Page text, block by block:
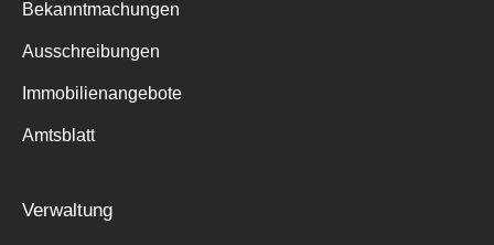
Bekanntmachungen
Ausschreibungen
Immobilienangebote
Amtsblatt
Verwaltung